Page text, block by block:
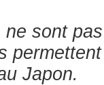
sont
Japon.